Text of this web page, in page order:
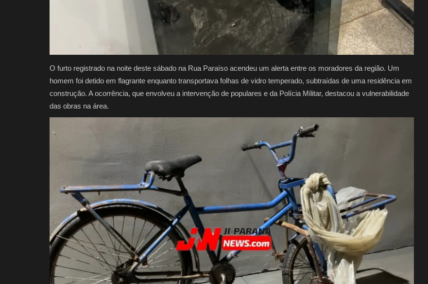
O furto registrado na noite deste sábado na Rua Paraíso acendeu um alerta entre os moradores da região. Um
homem foi detido em flagrante enquanto transportava folhas de vidro temperado, subtraídas de uma residência em
construção. A ocorrência, que envolveu a intervenção de populares e da Polícia Militar, destacou a vulnerabilidade
das obras na área.